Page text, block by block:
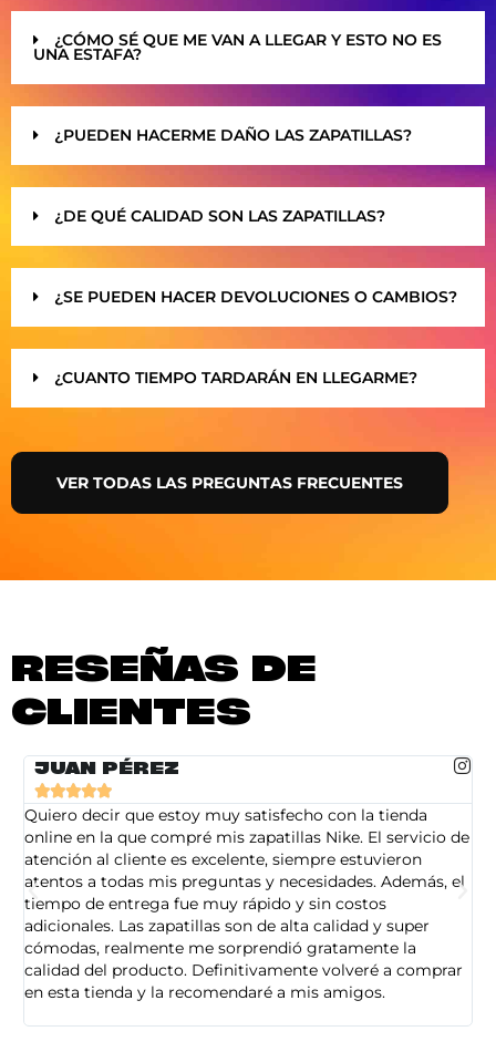
¿CÓMO SÉ QUE ME VAN A LLEGAR Y ESTO NO ES
UNA ESTAFA?
¿PUEDEN HACERME DAÑO LAS ZAPATILLAS?
¿DE QUÉ CALIDAD SON LAS ZAPATILLAS?
¿SE PUEDEN HACER DEVOLUCIONES O CAMBIOS?
¿CUANTO TIEMPO TARDARÁN EN LLEGARME?
VER TODAS LAS PREGUNTAS FRECUENTES
RESEÑAS DE
CLIENTES
JUAN PÉREZ

Quiero decir que estoy muy satisfecho con la tienda
online en la que compré mis zapatillas Nike. El servicio de
atención al cliente es excelente, siempre estuvieron
atentos a todas mis preguntas y necesidades. Además, el
tiempo de entrega fue muy rápido y sin costos
adicionales. Las zapatillas son de alta calidad y super
cómodas, realmente me sorprendió gratamente la
calidad del producto. Definitivamente volveré a comprar
en esta tienda y la recomendaré a mis amigos.